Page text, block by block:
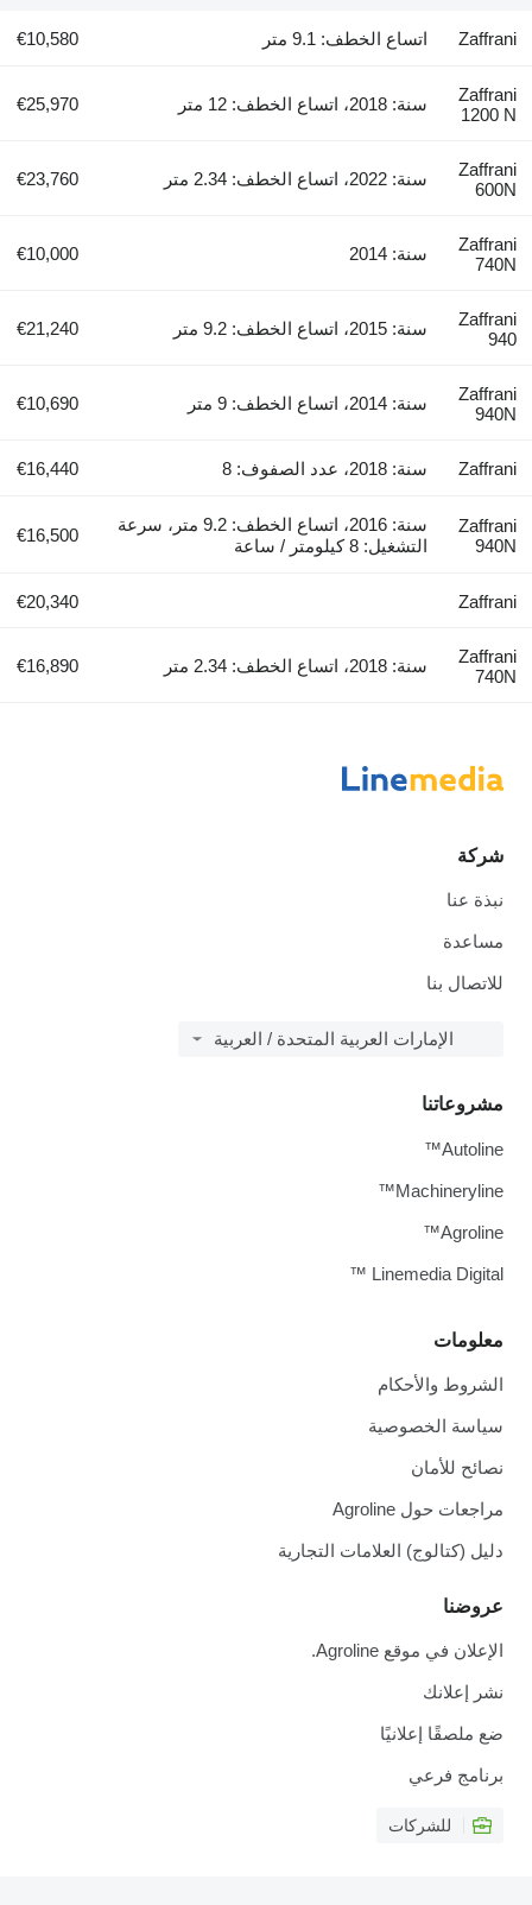
Zaffrani اتساع الخطف: 9.1 متر €10,580
Zaffrani
1200 N
سنة: 2018، اتساع الخطف: 12 متر €25,970
Zaffrani
600N
سنة: 2022، اتساع الخطف: 2.34 متر €23,760
Zaffrani
740N
سنة: 2014 €10,000
Zaffrani
940
سنة: 2015، اتساع الخطف: 9.2 متر €21,240
Zaffrani
940N
سنة: 2014، اتساع الخطف: 9 متر €10,690
Zaffrani سنة: 2018، عدد الصفوف: 8 €16,440
Zaffrani
940N
سنة: 2016، اتساع الخطف: 9.2 متر، سرعة
التشغيل: 8 كيلومتر / ساعة
€16,500
Zaffrani
€20,340
Zaffrani
740N
سنة: 2018، اتساع الخطف: 2.34 متر €16,890
شركة
نبذة عنا
مساعدة
للاتصال بنا
الإمارات العربية المتحدة / العربية
معلومات
الشروط والأحكام
سياسة الخصوصية
نصائح للأمان
مراجعات حول Agroline
دليل (كتالوج) العلامات التجارية
عروضنا
الإعلان في موقع Agroline.
نشر إعلانك
ضع ملصقًا إعلانيًا
برنامج فرعي
للشركات
مشروعاتنا
Autoline™
Machineryline™
Agroline™
Linemedia Digital ™